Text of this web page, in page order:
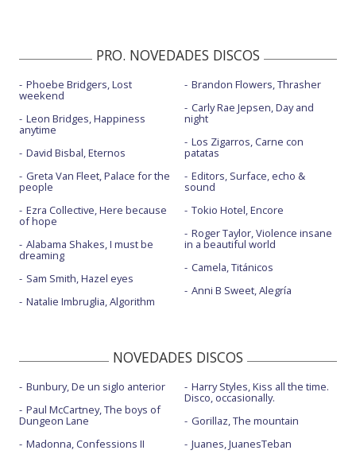
PRO. NOVEDADES DISCOS
Phoebe Bridgers, Lost
weekend
Leon Bridges, Happiness
anytime
David Bisbal, Eternos
Greta Van Fleet, Palace for the
people
Ezra Collective, Here because
of hope
Alabama Shakes, I must be
dreaming
Sam Smith, Hazel eyes
Natalie Imbruglia, Algorithm
Brandon Flowers, Thrasher
Carly Rae Jepsen, Day and
night
Los Zigarros, Carne con
patatas
Editors, Surface, echo &
sound
Tokio Hotel, Encore
Roger Taylor, Violence insane
in a beautiful world
Camela, Titánicos
Anni B Sweet, Alegría
NOVEDADES DISCOS
Bunbury, De un siglo anterior
Paul McCartney, The boys of
Dungeon Lane
Madonna, Confessions II
Harry Styles, Kiss all the time.
Disco, occasionally.
Gorillaz, The mountain
Juanes, JuanesTeban